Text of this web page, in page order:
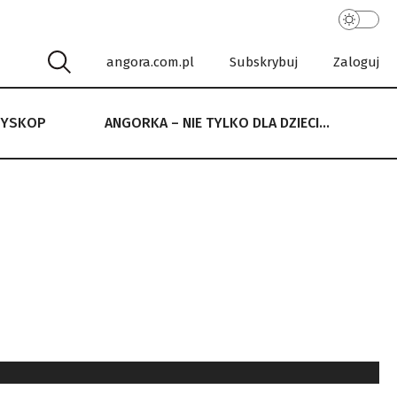
angora.com.pl Subskrybuj Zaloguj
ANGORKA – NIE TYLKO DLA DZIECI…
NIE TYLKO DLA DZIECI…